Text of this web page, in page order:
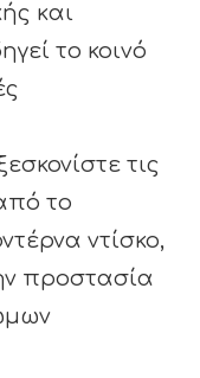
και
το κοινό
τις
το
ντίσκο,
προστασία